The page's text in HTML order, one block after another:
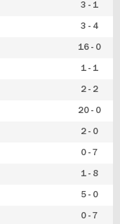
3 - 1
3 - 4
16 - 0
1 - 1
2 - 2
20 - 0
2 - 0
0 - 7
1 - 8
5 - 0
0 - 7